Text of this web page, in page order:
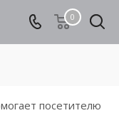
0
посетителю